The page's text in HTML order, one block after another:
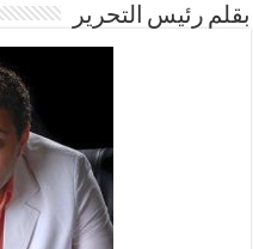
بقلم رئيس التحرير